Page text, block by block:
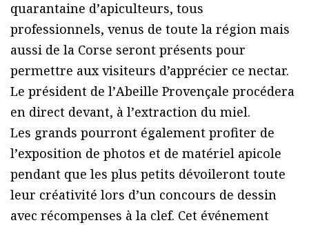
quarantaine dʼapiculteurs, tous
professionnels, venus de toute la région mais
aussi de la Corse seront présents pour
permettre aux visiteurs d’apprécier ce nectar.
Le président de lʼAbeille Provençale procédera
en direct devant, à lʼextraction du miel.
Les grands pourront également profiter de
lʼexposition de photos et de matériel apicole
pendant que les plus petits dévoileront toute
leur créativité lors dʼun concours de dessin
avec récompenses à la clef. Cet événement